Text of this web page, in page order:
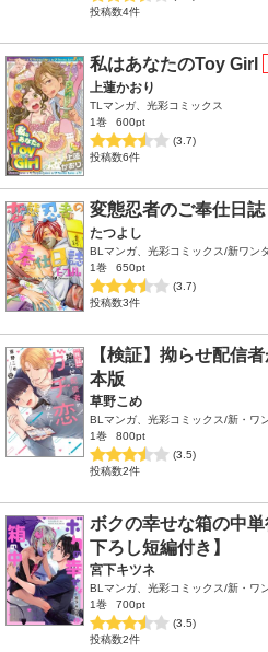
投稿数4件
私はあなたのToy Girl
上蓮かおり
TLマンガ、光彩コミックス
1巻
600pt
(3.7)
投稿数6件
変態忍者のご奉仕日誌
たつよし
BLマンガ、光彩コミックス/新ワン
1巻
650pt
(3.7)
投稿数3件
【検証】拗らせ配信
本版
草野こめ
BLマンガ、光彩コミックス/新・ワ
1巻
800pt
(3.5)
投稿数2件
ボクの幸せな箱の中
下ろし短編付き】
宮下キツネ
BLマンガ、光彩コミックス/新・ワ
1巻
700pt
(3.5)
投稿数2件